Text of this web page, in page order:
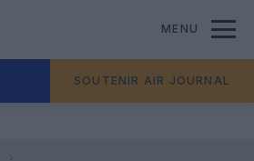
MENU
SOUTENIR AIR JOURNAL